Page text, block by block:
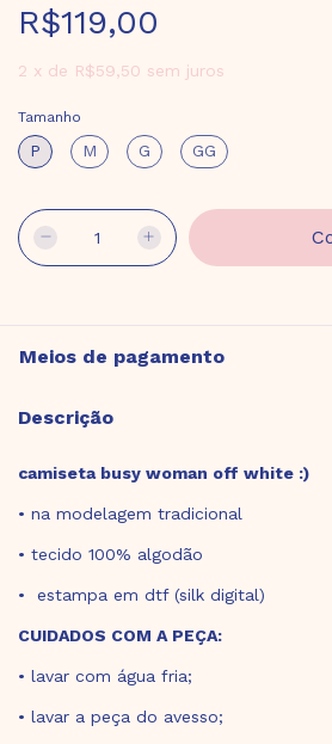
R$119,00
2 x de R$59,50 sem juros
Tamanho
P M G GG
Meios de pagamento
Descrição
camiseta busy woman off white :)
• na modelagem tradicional
• tecido 100% algodão
• estampa em dtf (silk digital)
CUIDADOS COM A PEÇA:
• lavar com água fria;
• lavar a peça do avesso;